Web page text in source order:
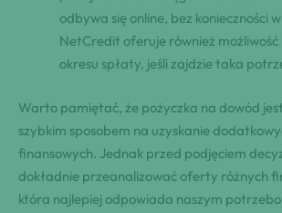
⁢odbywa się ⁤online, bez konieczności
NetCredit ⁢of‍eruje ⁢również‌ ⁢możliwość
⁢okresu spłaty, ​jeśli zajdzie ​taka
Warto pamiętać, że pożyczka na dowód
szybkim sposobem na uzyskanie
finansowych. Jednak przed podjęciem
dokładnie przeanalizować ​oferty różnych
która ⁤najlepiej odpowiada naszym